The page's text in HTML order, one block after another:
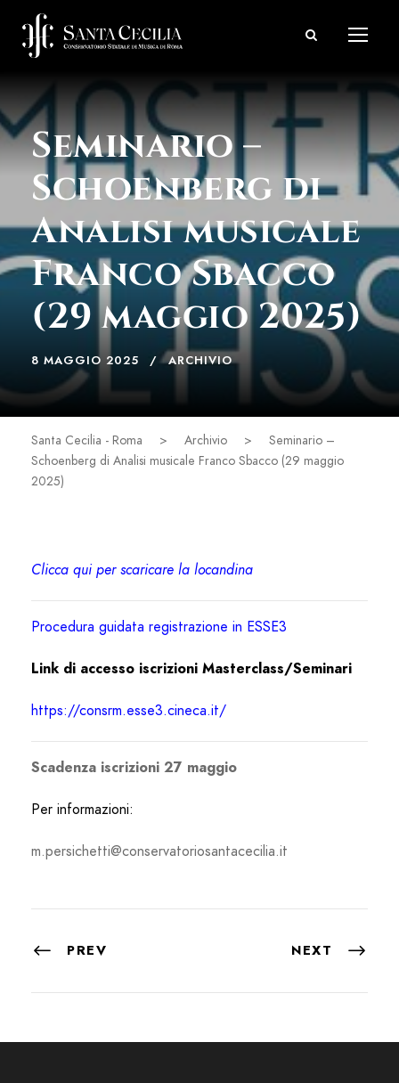
Seminario –
Schoenberg di
Analisi musicale
Franco Sbacco
(29 maggio 2025)
8 MAGGIO 2025 ARCHIVIO
Santa Cecilia - Roma > Archivio >
Seminario –
Schoenberg di Analisi musicale Franco Sbacco (29 maggio
2025)
Clicca qui per scaricare la locandina
Procedura guidata registrazione in ESSE3
Link di accesso iscrizioni Masterclass/Seminari
https://consrm.esse3.cineca.it/
Scadenza iscrizioni 27 maggio
Per informazioni:
m.persichetti@conservatoriosantacecilia.it
PREV NEXT